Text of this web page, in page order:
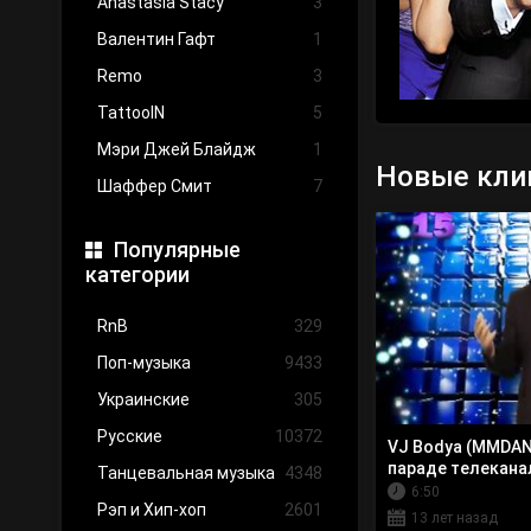
Валентин Гафт
1
Remo
3
TattooIN
5
Мэри Джей Блайдж
1
Шаффер Смит
7
Популярные
категории
RnB
329
Поп-музыка
9433
Украинские
305
Русские
10372
Танцевальная музыка
4348
Рэп и Хип-хоп
2601
Новые
VJ Bodya
параде
6:50
13 лет назад